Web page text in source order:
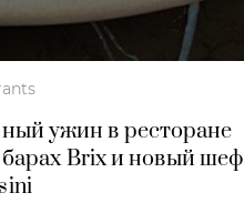
ужин в ресторане
Brix и новый шеф